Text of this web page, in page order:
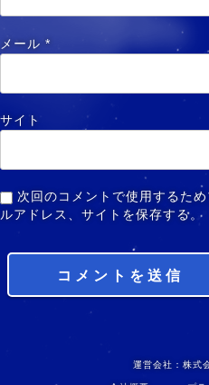
メール *
サイト
次回のコメントで使用するた
ルアドレス、サイトを保存する。
運営会社：株式